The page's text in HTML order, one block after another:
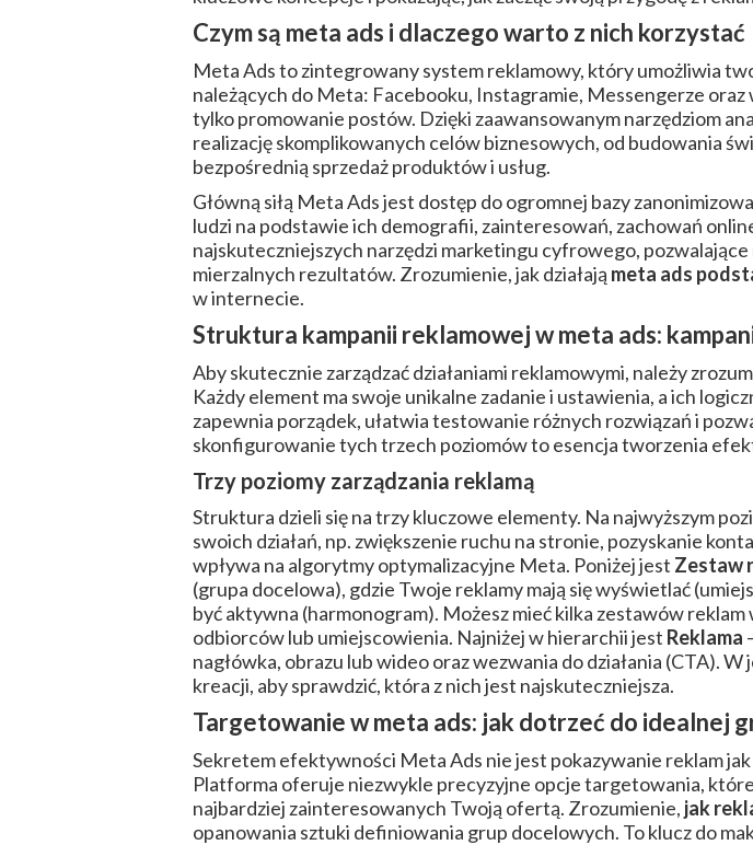
Czym są meta ads i dlaczego warto z nich korzystać
Meta Ads to zintegrowany system reklamowy, który umożliwia
należących do Meta: Facebooku, Instagramie, Messengerze
tylko promowanie postów. Dzięki zaawansowanym narzędziom
realizację skomplikowanych celów biznesowych, od budowania
bezpośrednią sprzedaż produktów i usług.
Główną siłą Meta Ads jest dostęp do ogromnej bazy
ludzi na podstawie ich demografii, zainteresowań, zachowań
najskuteczniejszych narzędzi marketingu cyfrowego,
mierzalnych rezultatów. Zrozumienie, jak działają meta ads
w internecie.
Struktura kampanii reklamowej w meta ads:
Aby skutecznie zarządzać działaniami reklamowymi, należy
Każdy element ma swoje unikalne zadanie i ustawienia, a ich
zapewnia porządek, ułatwia testowanie różnych rozwiązań i
skonfigurowanie tych trzech poziomów to esencja tworzenia
Trzy poziomy zarządzania reklamą
Struktura dzieli się na trzy kluczowe elementy. Na najwyższym
swoich działań, np. zwiększenie ruchu na stronie, pozyskanie
wpływa na algorytmy optymalizacyjne Meta. Poniżej jest Zestaw
(grupa docelowa), gdzie Twoje reklamy mają się wyświetlać
być aktywna (harmonogram). Możesz mieć kilka zestawów
odbiorców lub umiejscowienia. Najniżej w hierarchii jest Reklama
nagłówka, obrazu lub wideo oraz wezwania do działania (CTA).
kreacji, aby sprawdzić, która z nich jest najskuteczniejsza.
Targetowanie w meta ads: jak dotrzeć do idealnej
Sekretem efektywności Meta Ads nie jest pokazywanie reklam
Platforma oferuje niezwykle precyzyjne opcje targetowania,
najbardziej zainteresowanych Twoją ofertą. Zrozumienie, jak
opanowania sztuki definiowania grup docelowych. To klucz do